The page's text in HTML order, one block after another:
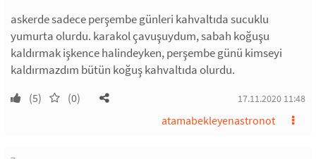
askerde sadece perşembe günleri kahvaltıda sucuklu
yumurta olurdu. karakol çavuşuydum, sabah koğuşu
kaldırmak işkence halindeyken, perşembe günü kimseyi
kaldırmazdım bütün koğuş kahvaltıda olurdu.
(5) (0) 17.11.2020 11:48
atamabekleyenastronot